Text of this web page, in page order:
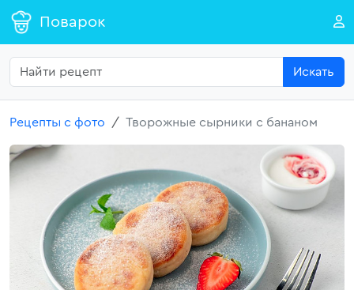
Поварок
Искать
Рецепты с фото Творожные сырники с бананом